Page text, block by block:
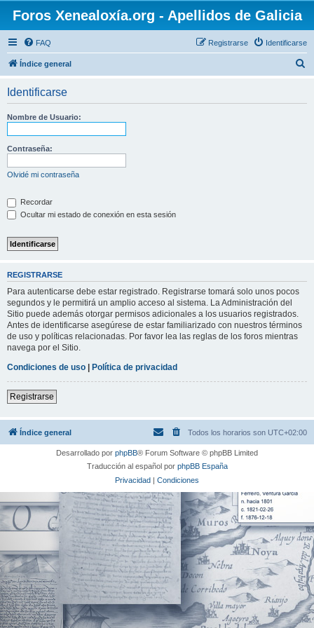
Foros Xenealoxía.org - Apellidos de Galicia
FAQ Identificarse
Registrarse
Índice general
Identificarse
Nombre de Usuario:
Contraseña:
Olvidé mi contraseña
Recordar
Ocultar mi estado de conexión en esta sesión
REGISTRARSE
Para autenticarse debe estar registrado. Registrarse tomará solo unos pocos
segundos y le permitirá un amplio acceso al sistema. La Administración del
Sitio puede además otorgar permisos adicionales a los usuarios registrados.
Antes de identificarse asegúrese de estar familiarizado con nuestros términos
de uso y políticas relacionadas. Por favor lea las reglas de los foros mientras
navega por el Sitio.
Condiciones de uso | Política de privacidad
Registrarse
Índice general Todos los horarios son UTC+02:00
Desarrollado por phpBB® Forum Software © phpBB Limited
Traducción al español por phpBB España
Privacidad | Condiciones